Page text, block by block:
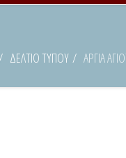
ΔΕΛΤΙΟ ΤΥΠΟΥ ΑΡΓΙΑ